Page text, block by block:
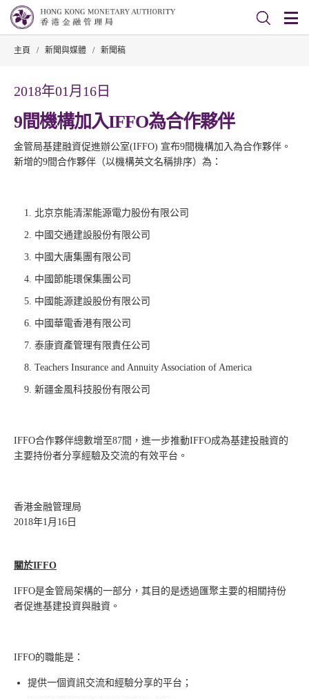
主頁 / 新聞與媒體 / 新聞稿
2018年01月16日
9間機構加入IFFO為合作夥伴
金管局基建融資促進辦公室(IFFO) 宣布9間機構加入為合作夥伴。
新增的9間合作夥伴（以機構英文名稱排序）為：
北京京能清潔能源電力股份有限公司
中國交通建設股份有限公司
中國大唐集團有限公司
中國節能環保集團公司
中國能源建設股份有限公司
中國華電香港有限公司
泰康資產管理有限責任公司
Teachers Insurance and Annuity Association of America
新疆金風科技股份有限公司
IFFO合作夥伴總數增至87間，進一步推動IFFO成為基建投融資的
主要持份者分享經驗及交流的有效平台。
香港金融管理局
2018年1月16日
關於IFFO
IFFO是金管局架構的一部分，其目的是透過匯聚主要的相關持份
者促進基建投資與融資。
IFFO的職能是：
提供一個資訊交流和經驗分享的平台；